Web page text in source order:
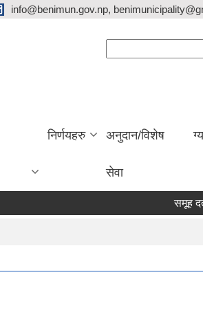
info@benimun.gov.np,
निर्णयहरु अनुदान/विशेष
सेवा
समूह